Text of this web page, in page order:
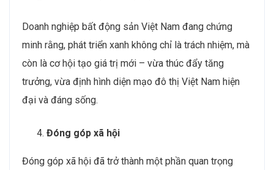
Doanh nghiệp bất động sản Việt Nam đang chứng
minh rằng, phát triển xanh không chỉ là trách nhiệm, mà
còn là cơ hội tạo giá trị mới – vừa thúc đẩy tăng
trưởng, vừa định hình diện mạo đô thị Việt Nam hiện
đại và đáng sống.
Đóng góp xã hội
Đóng góp xã hội đã trở thành một phần quan trọng